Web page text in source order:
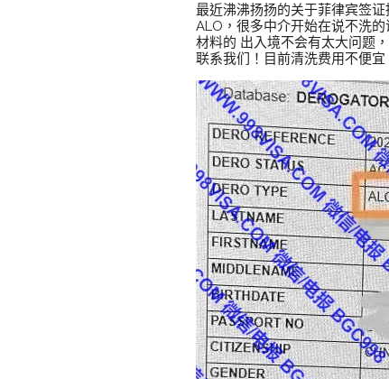
最近沸沸扬扬的关于菲律宾签
ALO，很多中介开始在说不洗
材料的 出入境不会有太大问题
联系我们！目前清洗费用不便